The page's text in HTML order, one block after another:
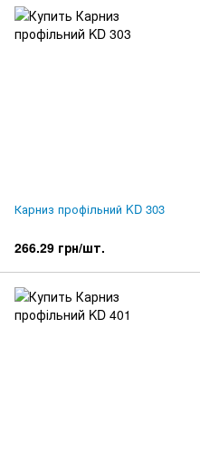
Карниз профільний KD 303
266.29 грн/шт.